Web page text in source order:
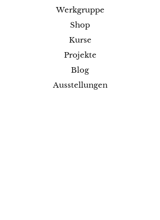
Werkgruppe
Shop
Kurse
Projekte
Blog
Ausstellungen